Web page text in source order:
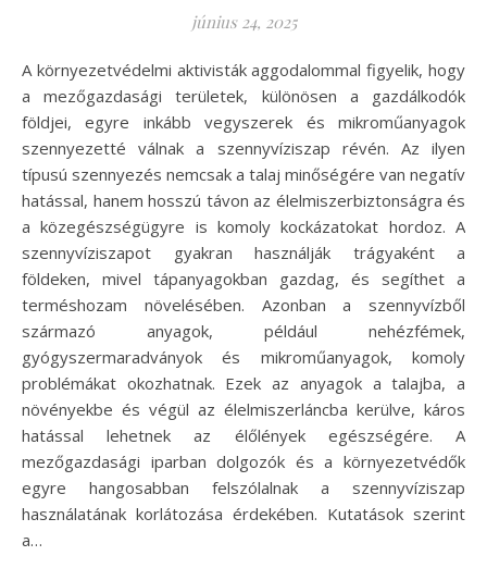
június 24, 2025
A környezetvédelmi aktivisták aggodalommal figyelik, hogy
a mezőgazdasági területek, különösen a gazdálkodók
földjei, egyre inkább vegyszerek és mikroműanyagok
szennyezetté válnak a szennyvíziszap révén. Az ilyen
típusú szennyezés nemcsak a talaj minőségére van negatív
hatással, hanem hosszú távon az élelmiszerbiztonságra és
a közegészségügyre is komoly kockázatokat hordoz. A
szennyvíziszapot gyakran használják trágyaként a
földeken, mivel tápanyagokban gazdag, és segíthet a
terméshozam növelésében. Azonban a szennyvízből
származó anyagok, például nehézfémek,
gyógyszermaradványok és mikroműanyagok, komoly
problémákat okozhatnak. Ezek az anyagok a talajba, a
növényekbe és végül az élelmiszerláncba kerülve, káros
hatással lehetnek az élőlények egészségére. A
mezőgazdasági iparban dolgozók és a környezetvédők
egyre hangosabban felszólalnak a szennyvíziszap
használatának korlátozása érdekében. Kutatások szerint
a…